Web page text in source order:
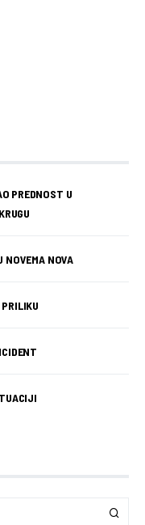
PREDNOST U
NOVEMA NOVA